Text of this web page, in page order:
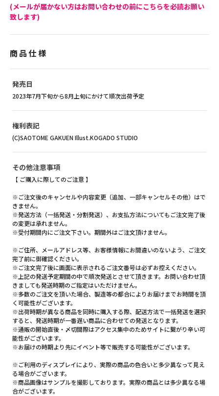
(メールが届かない方はお問い合わせの前にこちらを必読お願い
致します)
商品仕様
発売日
2023年7月下旬から8月上旬にかけて順次出荷予定
権利表記
(C)SAOTOME GAKUEN Illust.KOGADO STUDIO
その他注意事項
【 ご購入に際してのご注意 】
※ご注文後のキャンセルや内容変更（追加、一部キャンセルその他）はで
きません。
※発送方法（一括発送・分割発送）、お支払方法についてもご注文完了後
の変更は承れません。
※受付期間内にご注文下さい。期間外はご注文頂けません。
※ご住所、メールアドレス等、お客様情報にお間違いのないよう、ご注文
完了前に御確認ください。
※ご注文完了後に画面に表示されるご注文番号は必ずお控えください。
※上記の発送予定期間の中で順次発送とさせて頂きます。お問い合わせ頂
きましても発送時期のご指定はいただけません。
※多数のご注文を頂いた場合、製造等の都合によりお届けまでお時間を頂
く可能性がございます。
※出荷時期が異なる商品を同時に購入する際、配送方法で一括発送を選択
すると、発送時期が一番遅い商品に合わせての発送となります。
※通販の開始直後・〆切間際はアクセス集中のためサイトに繋がり辛い可
能性がございます。
※お届けの時期より先にイベント等で販売する可能性がございます。
※ご利用のディスプレイにより、実際の商品の色合いと多少異なって見え
る場合がございます。
※商品画像はサンプルを撮影しております。実際の商品とは多少異なる場
合がございます。